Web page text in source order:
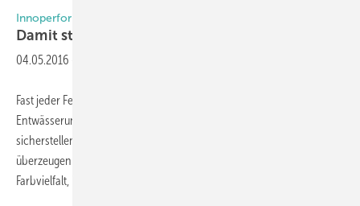
Innoperform Wasserschlitzkappen
Damit stimmen auch die Details am
04.05.2016
Fast jeder Fensterbauer benötigt sie – Wasserschlitzkappen, die die
Entwässerung von Kondens- und Regenwasser in seinen Fenstern
sicherstellen. Die neuen Innoperform Wasserschlitzkappen
überzeugen durch ihr zeitlos elegantes Design und die große
Farbvielfalt, ist sich Geschäftsführer